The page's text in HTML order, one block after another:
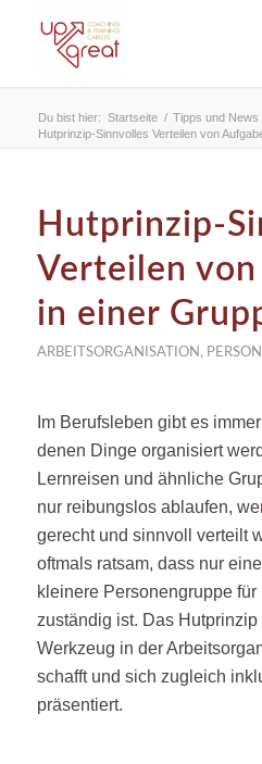
Du bist hier: Startseite / Tipps und News
Hutprinzip-Sinnvolles Verteilen von
Hutprinzip-
Verteilen
in einer
ARBEITSORGANISATION ,
Im Berufsleben gibt es
denen Dinge organisiert
Lernreisen und ähnliche
nur reibungslos ablaufen,
gerecht und sinnvoll verteilt
oftmals ratsam, dass nur
kleinere Personengruppe
zuständig ist. Das
Werkzeug in der
schafft und sich zugleich
präsentiert.